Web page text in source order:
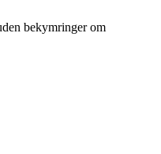
bekymringer om